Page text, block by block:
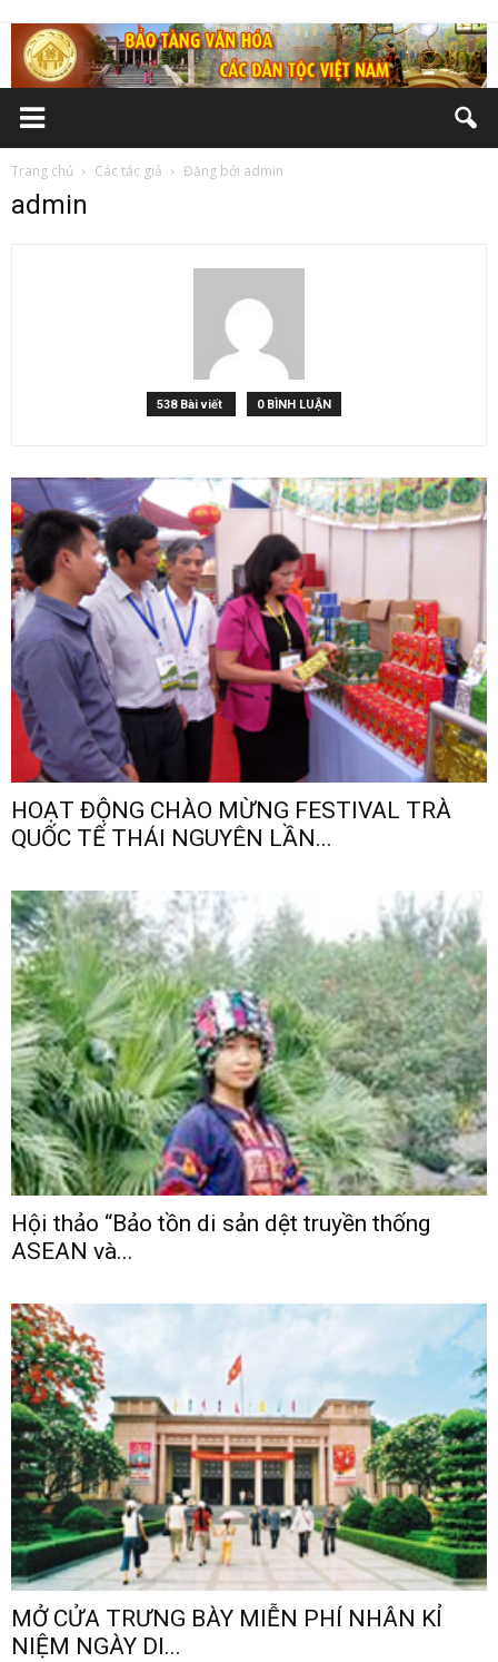
Trang chủ Các tác giả Đăng bởi admin
admin
538 Bài viết 0 BÌNH LUẬN
HOẠT ĐỘNG CHÀO MỪNG FESTIVAL TRÀ
QUỐC TẾ THÁI NGUYÊN LẦN...
Hội thảo “Bảo tồn di sản dệt truyền thống
ASEAN và...
MỞ CỬA TRƯNG BÀY MIỄN PHÍ NHÂN KỈ
NIỆM NGÀY DI...